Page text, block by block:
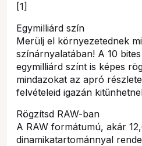
[1]
Egymilliárd szín
Merülj el környezetednek
színárnyalatában! A 10
egymilliárd színt is képes
mindazokat az apró
felvételeid igazán
Rögzítsd RAW-ban
A RAW formátumú, akár
dinamikatartománnyal